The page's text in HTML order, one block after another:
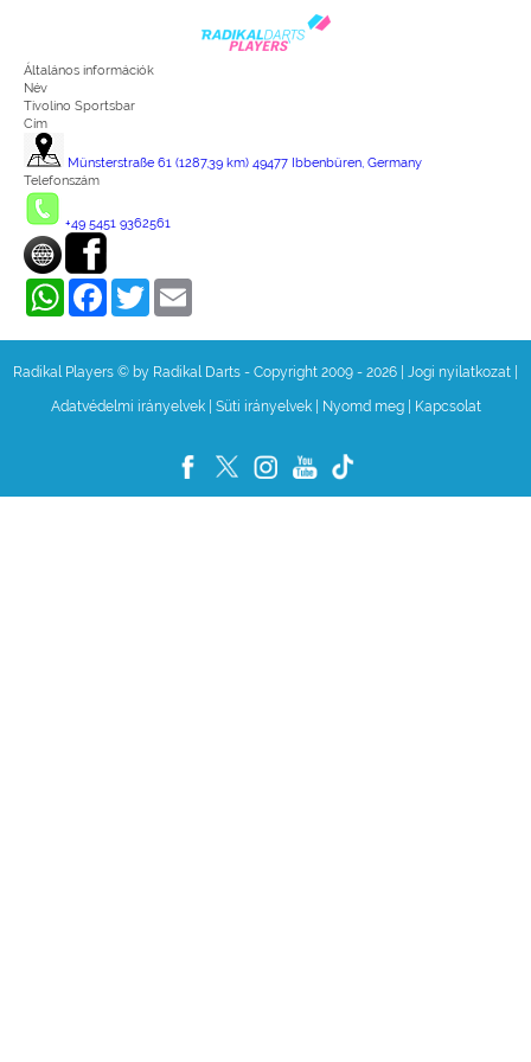
Általános információk
Név
Tivolino Sportsbar
Cím
Münsterstraße 61 (1287,39 km) 49477 Ibbenbüren, Germany
Telefonszám
+49 5451 9362561
WhatsAppFacebookTwitter
Radikal Players © by Radikal Darts - Copyright 2009 - 2026 Jogi nyilatkozat
Adatvédelmi irányelvek| Süti irányelvek| Nyomd meg| Kapcsolat